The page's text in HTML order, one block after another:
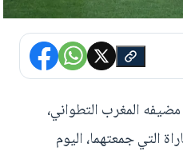
المغرب التطواني،
التي جمعتهما، اليوم